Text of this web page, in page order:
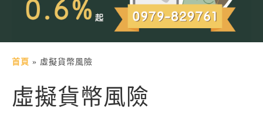
軍公教貸款
土地貸款
房屋貸款
信用貸款
首頁 » 虛擬貨幣風險
虛擬貨幣風險